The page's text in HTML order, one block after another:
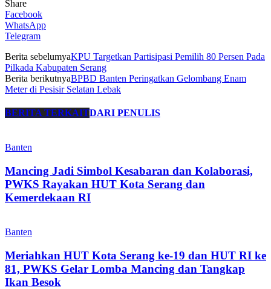
Share
Facebook
WhatsApp
Telegram
Berita sebelumyaKPU Targetkan Partisipasi Pemilih 80 Persen Pada
Pilkada Kabupaten Serang
Berita berikutnyaBPBD Banten Peringatkan Gelombang Enam
Meter di Pesisir Selatan Lebak
BERITA TERKAITDARI PENULIS
Banten
Mancing Jadi Simbol Kesabaran dan Kolaborasi,
PWKS Rayakan HUT Kota Serang dan
Kemerdekaan RI
Banten
Meriahkan HUT Kota Serang ke-19 dan HUT RI ke
81, PWKS Gelar Lomba Mancing dan Tangkap
Ikan Besok